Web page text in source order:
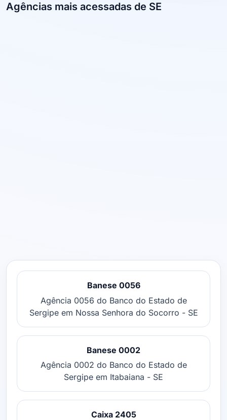
Agências mais acessadas de SE
Banese 0056
Agência 0056 do Banco do Estado de
Sergipe em Nossa Senhora do Socorro - SE
Banese 0002
Agência 0002 do Banco do Estado de
Sergipe em Itabaiana - SE
Caixa 2405